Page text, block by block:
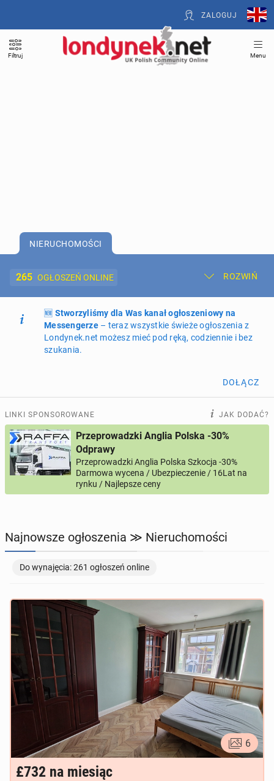
ZALOGUJ
Filtruj Menu
NIERUCHOMOŚCI
265 OGŁOSZEŃ ONLINE ROZWIŃ
Dodaj ogłoszenie Moje ogłoszenia
Oferta i cennik ogłoszeń
ogłoszeń online
PROFILE KANDYDATÓW 286 profili online
USŁUGI 164ogłoszenia online
KUPIĘ & SPRZEDAM 44ogłoszenia online
TOWARZYSKIE
🆕 Stworzyliśmy dla Was kanał ogłoszeniowy na
Messengerze– teraz wszystkie świeże ogłoszenia z
Londynek.net możesz mieć pod ręką, codziennie i bez
szukania.
DOŁĄCZ
LINKI SPONSOROWANE JAK DODAĆ?
Przeprowadzki Anglia Polska -30%
Odprawy
Przeprowadzki Anglia Polska Szkocja -30%
Darmowa wycena / Ubezpieczenie / 16Lat na
rynku / Najlepsze ceny
Najnowsze ogłoszenia ≫ Nieruchomości
Do wynajęcia: 261 ogłoszeń online
6
£732 na miesiąc